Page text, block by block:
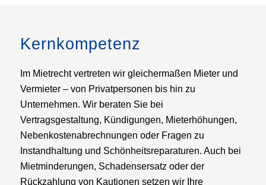
Kernkompetenz
Im Mietrecht vertreten wir gleichermaßen Mieter und
Vermieter – von Privatpersonen bis hin zu
Unternehmen. Wir beraten Sie bei
Vertragsgestaltung, Kündigungen, Mieterhöhungen,
Nebenkostenabrechnungen oder Fragen zu
Instandhaltung und Schönheitsreparaturen. Auch bei
Mietminderungen, Schadensersatz oder der
Rückzahlung von Kautionen setzen wir Ihre